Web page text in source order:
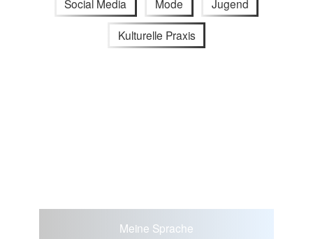
Social Media Mode Jugend
Kulturelle Praxis
Meine Sprache